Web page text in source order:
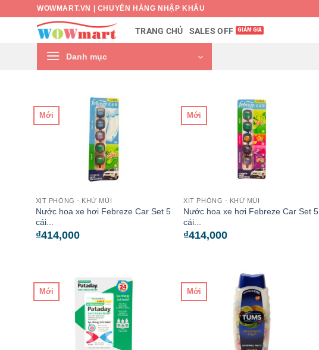
WOWMART.VN | CHUYÊN HÀNG NHẬP KHẨU
TRANG CHỦ SALES OFF
Danh mục
Mới
XỊT PHÒNG - KHỬ MÙI
Nước hoa xe hơi Febreze Car Set 5
cái...
₫414,000
Mới
XỊT PHÒNG - KHỬ MÙI
Nước hoa xe hơi Febreze Car Set 5
cái...
₫414,000
Mới Mới